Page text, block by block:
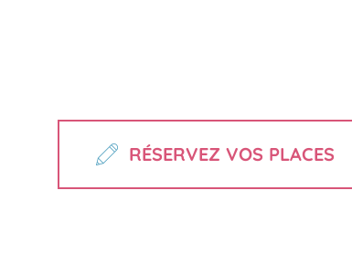
RÉSERVEZ VOS PLACES